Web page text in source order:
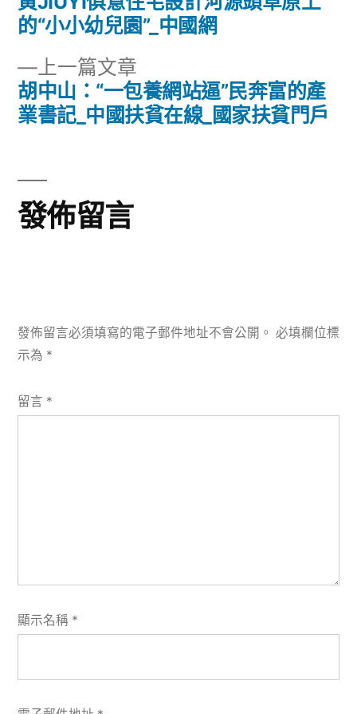
文
導
覽
上一篇文章
一
篇
胡中山：“一包養網站逼”民奔富的產
業書記_中國扶貧在線_國家扶貧門戶
篇
的“小小幼兒園”_中國網
發佈留言
發佈留言必須填寫的電子郵件地址不會公開。 必填欄位標
示為 *
留言 *
顯示名稱 *